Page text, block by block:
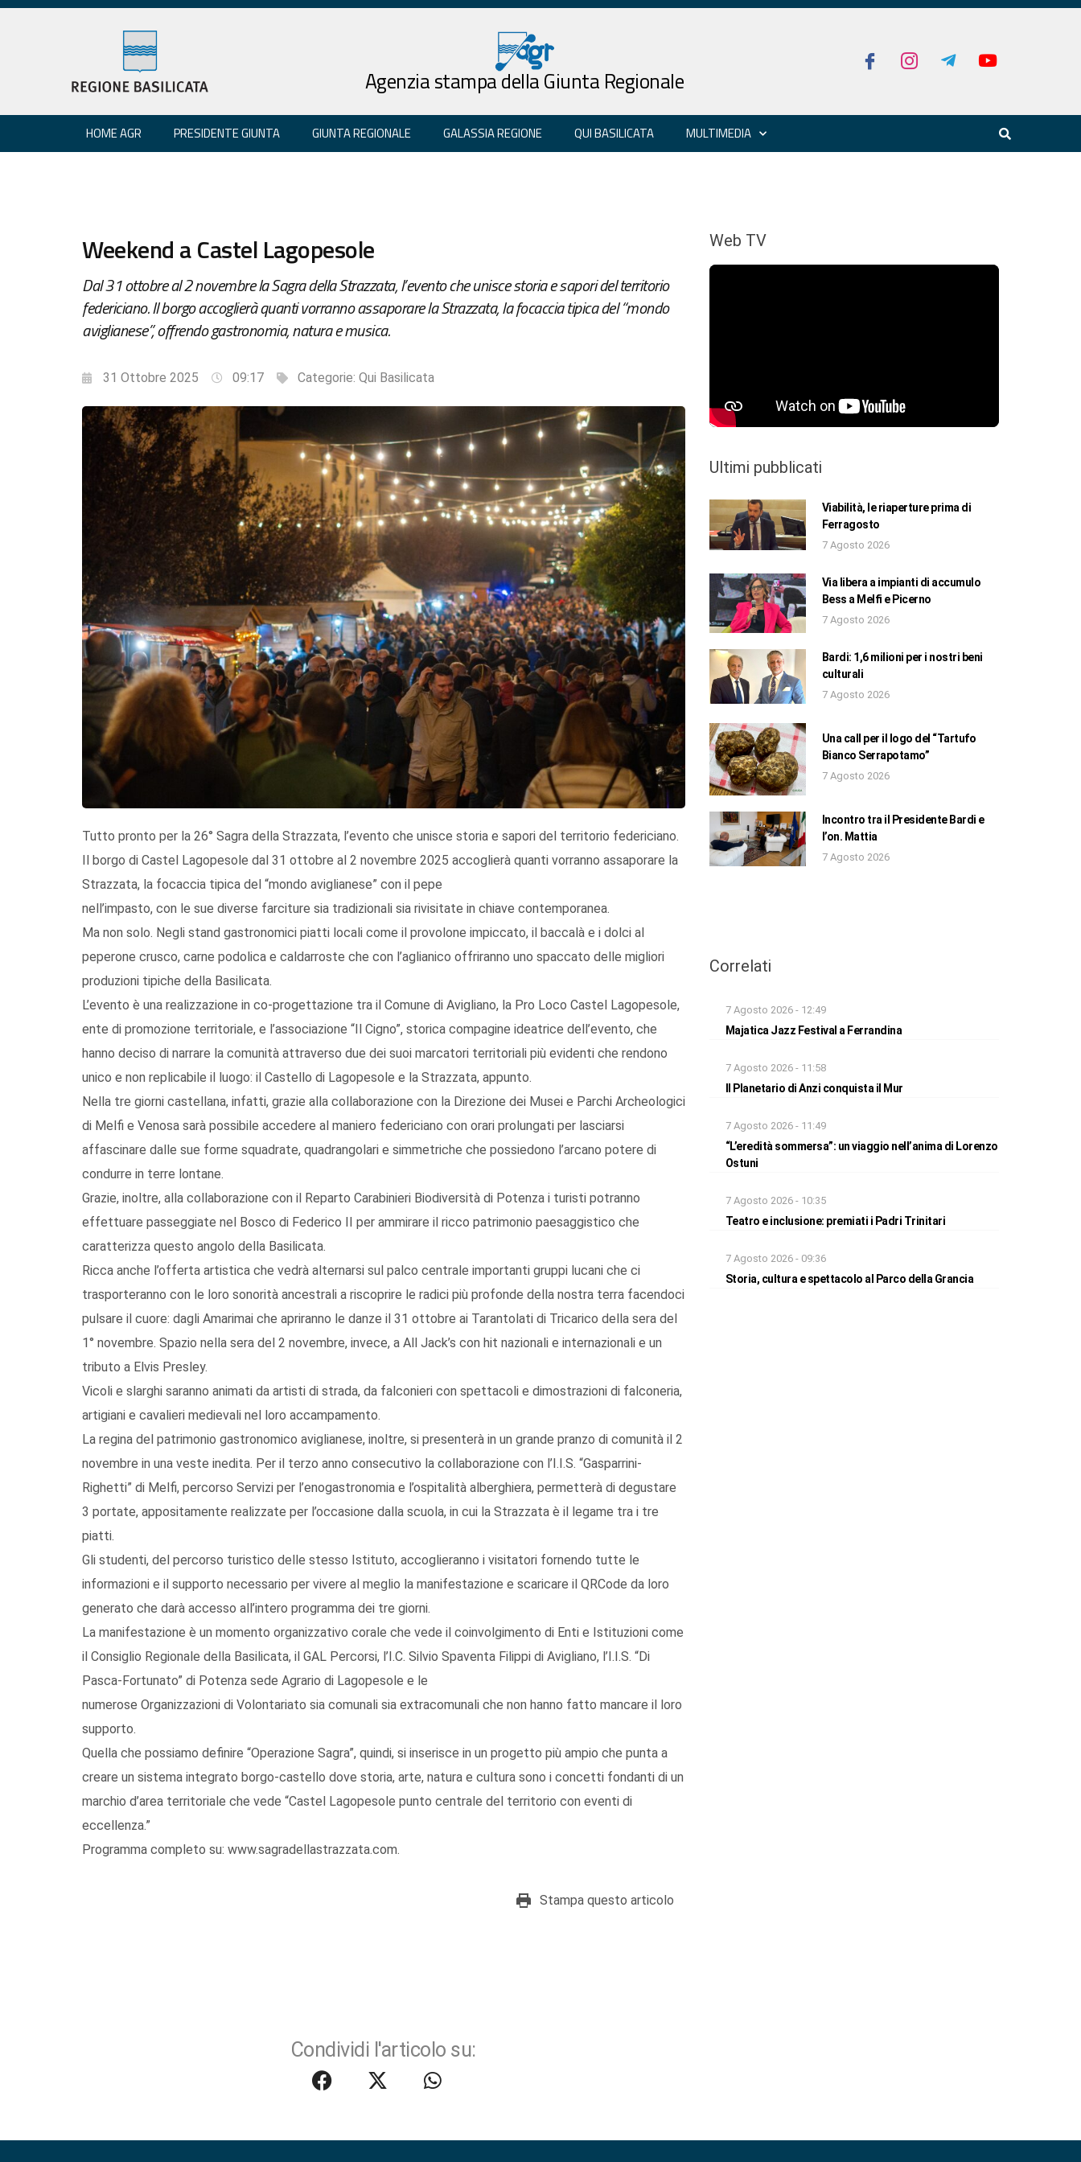
Agenzia stampa della Giunta Regionale
HOME AGR PRESIDENTE GIUNTA GIUNTA REGIONALE GALASSIA REGIONE QUI BASILICATA MULTIMEDIA
Weekend a Castel Lagopesole
Dal 31 ottobre al 2 novembre la Sagra della Strazzata, l’evento che unisce storia e sapori del territorio
federiciano. Il borgo accoglierà quanti vorranno assaporare la Strazzata, la focaccia tipica del “mondo
aviglianese”, offrendo gastronomia, natura e musica.
31 Ottobre 2025 09:17 Categorie: Qui Basilicata
Tutto pronto per la 26° Sagra della Strazzata, l’evento che unisce storia e sapori del territorio federiciano.
Il borgo di Castel Lagopesole dal 31 ottobre al 2 novembre 2025 accoglierà quanti vorranno assaporare la
Strazzata, la focaccia tipica del “mondo aviglianese” con il pepe
nell’impasto, con le sue diverse farciture sia tradizionali sia rivisitate in chiave contemporanea.
Ma non solo. Negli stand gastronomici piatti locali come il provolone impiccato, il baccalà e i dolci al
peperone crusco, carne podolica e caldarroste che con l’aglianico offriranno uno spaccato delle migliori
produzioni tipiche della Basilicata.
L’evento è una realizzazione in co-progettazione tra il Comune di Avigliano, la Pro Loco Castel Lagopesole,
ente di promozione territoriale, e l’associazione “Il Cigno”, storica compagine ideatrice dell’evento, che
hanno deciso di narrare la comunità attraverso due dei suoi marcatori territoriali più evidenti che rendono
unico e non replicabile il luogo: il Castello di Lagopesole e la Strazzata, appunto.
Nella tre giorni castellana, infatti, grazie alla collaborazione con la Direzione dei Musei e Parchi Archeologici
di Melfi e Venosa sarà possibile accedere al maniero federiciano con orari prolungati per lasciarsi
affascinare dalle sue forme squadrate, quadrangolari e simmetriche che possiedono l’arcano potere di
condurre in terre lontane.
Grazie, inoltre, alla collaborazione con il Reparto Carabinieri Biodiversità di Potenza i turisti potranno
effettuare passeggiate nel Bosco di Federico II per ammirare il ricco patrimonio paesaggistico che
caratterizza questo angolo della Basilicata.
Ricca anche l’offerta artistica che vedrà alternarsi sul palco centrale importanti gruppi lucani che ci
trasporteranno con le loro sonorità ancestrali a riscoprire le radici più profonde della nostra terra facendoci
pulsare il cuore: dagli Amarimai che apriranno le danze il 31 ottobre ai Tarantolati di Tricarico della sera del
1° novembre. Spazio nella sera del 2 novembre, invece, a All Jack’s con hit nazionali e internazionali e un
tributo a Elvis Presley.
Vicoli e slarghi saranno animati da artisti di strada, da falconieri con spettacoli e dimostrazioni di falconeria,
artigiani e cavalieri medievali nel loro accampamento.
La regina del patrimonio gastronomico aviglianese, inoltre, si presenterà in un grande pranzo di comunità il 2
novembre in una veste inedita. Per il terzo anno consecutivo la collaborazione con l’I.I.S. “Gasparrini-
Righetti” di Melfi, percorso Servizi per l’enogastronomia e l’ospitalità alberghiera, permetterà di degustare
3 portate, appositamente realizzate per l’occasione dalla scuola, in cui la Strazzata è il legame tra i tre
piatti.
Gli studenti, del percorso turistico delle stesso Istituto, accoglieranno i visitatori fornendo tutte le
informazioni e il supporto necessario per vivere al meglio la manifestazione e scaricare il QRCode da loro
generato che darà accesso all’intero programma dei tre giorni.
La manifestazione è un momento organizzativo corale che vede il coinvolgimento di Enti e Istituzioni come
il Consiglio Regionale della Basilicata, il GAL Percorsi, l’I.C. Silvio Spaventa Filippi di Avigliano, l’I.I.S. “Di
Pasca-Fortunato” di Potenza sede Agrario di Lagopesole e le
numerose Organizzazioni di Volontariato sia comunali sia extracomunali che non hanno fatto mancare il loro
supporto.
Quella che possiamo definire “Operazione Sagra”, quindi, si inserisce in un progetto più ampio che punta a
creare un sistema integrato borgo-castello dove storia, arte, natura e cultura sono i concetti fondanti di un
marchio d’area territoriale che vede “Castel Lagopesole punto centrale del territorio con eventi di
eccellenza.”
Programma completo su: www.sagradellastrazzata.com.
Stampa questo articolo
Condividi l'articolo su:
Web TV
Ultimi pubblicati
Viabilità, le riaperture prima di
Ferragosto
7 Agosto 2026
Via libera a impianti di accumulo
Bess a Melfi e Picerno
7 Agosto 2026
Bardi: 1,6 milioni per i nostri beni
culturali
7 Agosto 2026
Una call per il logo del “Tartufo
Bianco Serrapotamo”
7 Agosto 2026
Incontro tra il Presidente Bardi e
l’on. Mattia
7 Agosto 2026
Correlati
7 Agosto 2026 - 12:49
Majatica Jazz Festival a Ferrandina
7 Agosto 2026 - 11:58
Il Planetario di Anzi conquista il Mur
7 Agosto 2026 - 11:49
“L’eredità sommersa”: un viaggio nell’anima di Lorenzo
Ostuni
7 Agosto 2026 - 10:35
Teatro e inclusione: premiati i Padri Trinitari
7 Agosto 2026 - 09:36
Storia, cultura e spettacolo al Parco della Grancia